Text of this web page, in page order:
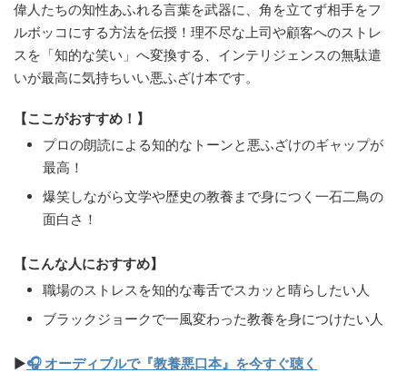
偉人たちの知性あふれる言葉を武器に、角を立てず相手をフ
ルボッコにする方法を伝授！理不尽な上司や顧客へのストレ
スを「知的な笑い」へ変換する、インテリジェンスの無駄遣
いが最高に気持ちいい悪ふざけ本です。
【ここがおすすめ！】
プロの朗読による知的なトーンと悪ふざけのギャップが
最高！
爆笑しながら文学や歴史の教養まで身につく一石二鳥の
面白さ！
【こんな人におすすめ】
職場のストレスを知的な毒舌でスカッと晴らしたい人
ブラックジョークで一風変わった教養を身につけたい人
▶🎧 オーディブルで『教養悪口本』を今すぐ聴く